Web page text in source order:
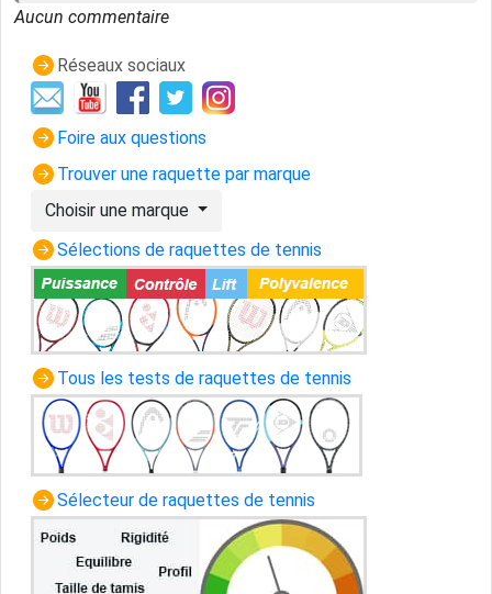
Aucun commentaire
Réseaux sociaux
Foire aux questions
Trouver une raquette par marque
Choisir une marque
Sélections de raquettes de tennis
Tous les tests de raquettes de tennis
Sélecteur de raquettes de tennis